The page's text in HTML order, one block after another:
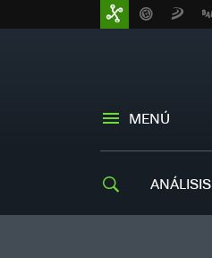
MENÚ
ANÁLISIS